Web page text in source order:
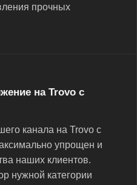
прочных
на Trovo с
канала на Trovo с
упрощен и
наших клиентов.
нужной категории